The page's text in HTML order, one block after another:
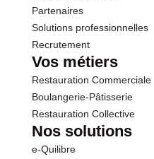
Partenaires
Solutions professionnelles
Recrutement
Vos métiers
Restauration Commerciale
Boulangerie-Pâtisserie
Restauration Collective
Nos solutions
e-Quilibre